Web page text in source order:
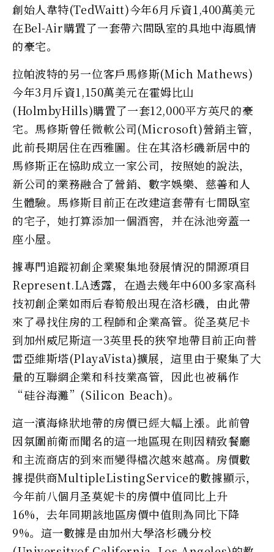
創始人韋特(TedWaitt)今年6月斥資1,400萬美元
在Bel-Air購置了一套帶六間臥室的具地中海風情
的豪宅。
拉帕波特的另一位客戶馬修斯(Mich Mathews)
今年3月斥資1,150萬美元在霍姆比山
(HolmbyHills)購置了一套12,000平方英尺的豪
宅。馬修斯曾任微軟公司(Microsoft)營銷主管，
此前長期居住在西雅圖。住在其洛杉磯新居中的
馬修斯正在協助成立一家公司，按照她的說法，
新公司的業務融合了營銷、數字娛樂、慈善和人
生體驗。馬修斯目前正在改建這套帶有七間臥室
的宅子，她打算添加一個酒窖，并在泳池旁蓋一
座小屋。
據專門追蹤初創企業聚集地發展情況的開源項目
Represent.LA透露，在過去幾年中600多家高科
技初創企業如雨后春筍般出現在洛杉磯，由此帶
來了尋找住房的工程師和企業高管。從圣莫尼卡
到加州威尼斯這一3英里長的狹窄地帶目前正向普
雷亞維斯塔(PlayaVista)擴展，這里由于聚集了大
量的互聯網企業和科技業高管，因此也被稱作
“硅谷海灘”(Silicon Beach)。
這一濱海條狀地帶的房價已經大幅上漲。此前曾
因氛圍前衛而聞名的這一地區現在則因精致餐廳
和主流商店的到來而變得檔次越來越高。房價數
據提供商MultipleListingService的數據顯示，
今年前八個月圣莫妮卡的房價中值同比上升
16%，去年同期該地區房價中值則為同比下降
9%。這一數據是由加州大學洛杉磯分校